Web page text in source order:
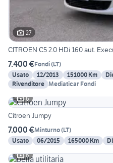
27
CITROEN C5 2.0 HDi 160 aut.
7.400 €Fondi(LT)
Usato
12/2013 151000 Km
Rivenditore Mediaticar Fondi
6
Citroen Jumpy
7.000 €Minturno(LT)
Usato
06/2015 165000 Km
6